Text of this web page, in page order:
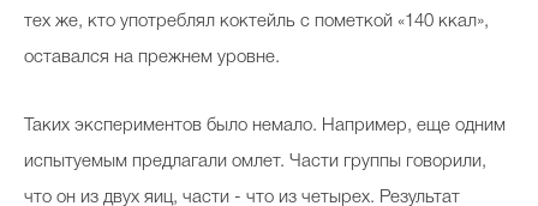
тех же, кто употреблял коктейль с пометкой «140 ккал»,
оставался на прежнем уровне.
Таких экспериментов было немало. Например, еще одним
испытуемым предлагали омлет. Части группы говорили,
что он из двух яиц, части - что из четырех. Результат